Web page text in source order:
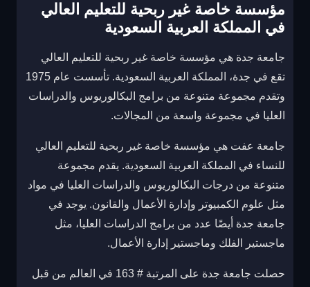
مؤسسة خاصة غير ربحية للتعليم العالي
في المملكة العربية السعودية
جامعة جدة هي مؤسسة خاصة غير ربحية للتعليم العالي
تقع في جدة، المملكة العربية السعودية. تأسست عام 1975
وتقدم مجموعة متنوعة من برامج البكالوريوس والدراسات
العليا في مجموعة واسعة من المجالات.
جامعة عفت هي مؤسسة خاصة غير ربحية للتعليم العالي
للنساء في المملكة العربية السعودية. يقدم مجموعة
متنوعة من درجات البكالوريوس والدراسات العليا في مواد
مثل علوم الكمبيوتر وإدارة الأعمال والقانون. يوجد في
جامعة جدة أيضًا عدد من برامج الدراسات العليا، مثل
ماجستير الفلك وماجستير إدارة الأعمال.
حصلت جامعة جدة على المرتبة # 163 في العالم من قبل